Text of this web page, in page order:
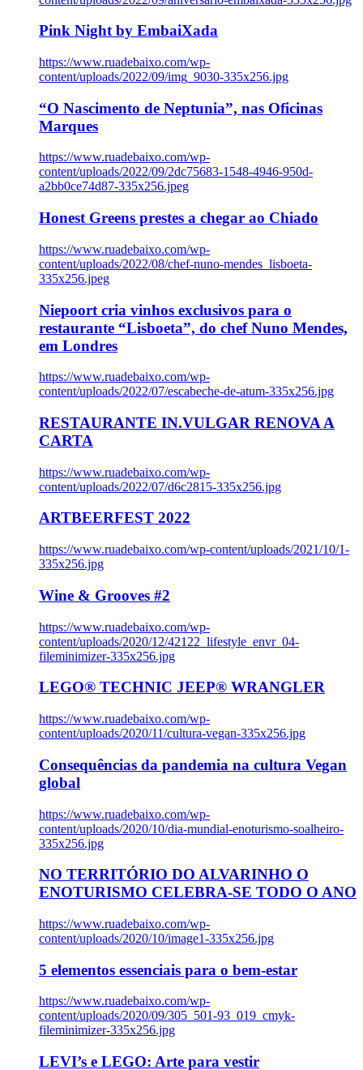
Pink Night by EmbaiXada
https://www.ruadebaixo.com/wp-
content/uploads/2022/09/img_9030-335x256.jpg
“O Nascimento de Neptunia”, nas Oficinas
Marques
https://www.ruadebaixo.com/wp-
content/uploads/2022/09/2dc75683-1548-4946-950d-
a2bb0ce74d87-335x256.jpeg
Honest Greens prestes a chegar ao Chiado
https://www.ruadebaixo.com/wp-
content/uploads/2022/08/chef-nuno-mendes_lisboeta-
335x256.jpeg
Niepoort cria vinhos exclusivos para o
restaurante “Lisboeta”, do chef Nuno Mendes,
em Londres
https://www.ruadebaixo.com/wp-
content/uploads/2022/07/escabeche-de-atum-335x256.jpg
RESTAURANTE IN.VULGAR RENOVA A
CARTA
https://www.ruadebaixo.com/wp-
content/uploads/2022/07/d6c2815-335x256.jpg
ARTBEERFEST 2022
https://www.ruadebaixo.com/wp-content/uploads/2021/10/1-
335x256.jpg
Wine & Grooves #2
https://www.ruadebaixo.com/wp-
content/uploads/2020/12/42122_lifestyle_envr_04-
fileminimizer-335x256.jpg
LEGO® TECHNIC JEEP® WRANGLER
https://www.ruadebaixo.com/wp-
content/uploads/2020/11/cultura-vegan-335x256.jpg
Consequências da pandemia na cultura Vegan
global
https://www.ruadebaixo.com/wp-
content/uploads/2020/10/dia-mundial-enoturismo-soalheiro-
335x256.jpg
NO TERRITÓRIO DO ALVARINHO O
ENOTURISMO CELEBRA-SE TODO O ANO
https://www.ruadebaixo.com/wp-
content/uploads/2020/10/image1-335x256.jpg
5 elementos essenciais para o bem-estar
https://www.ruadebaixo.com/wp-
content/uploads/2020/09/305_501-93_019_cmyk-
fileminimizer-335x256.jpg
LEVI’s e LEGO: Arte para vestir